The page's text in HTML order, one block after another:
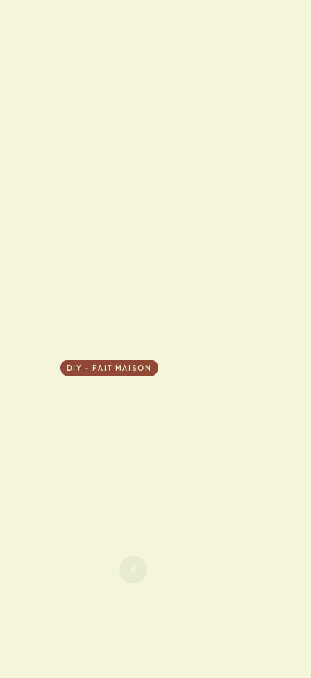
DIY - FAIT MAISON